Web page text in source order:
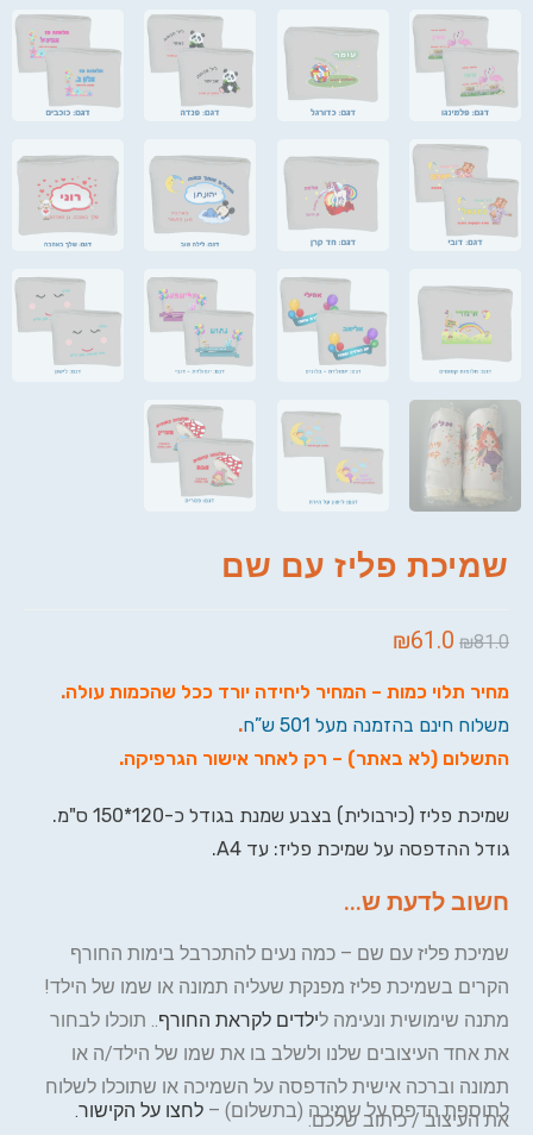
שמיכת פליז עם שם
₪81.0
₪61.0
מחיר תלוי כמות – המחיר ליחידה יורד ככל שהכמות עולה.
משלוח חינם בהזמנה מעל 501 ש”ח
.
התשלום (לא באתר) – רק לאחר אישור הגרפיקה.
שמיכת פליז (כירבולית) בצבע שמנת בגודל כ-120*150 ס"מ.
גודל ההדפסה על שמיכת פליז: עד A4.
חשוב לדעת ש...
שמיכת פליז עם שם – כמה נעים להתכרבל בימות החורף
הקרים בשמיכת פליז מפנקת שעליה תמונה או שמו של הילד!
מתנה שימושית ונעימה לילדים לקראת החורף .. תוכלו לבחור
את אחד העיצובים שלנו ולשלב בו את שמו של הילד/ה או
תמונה וברכה אישית להדפסה על השמיכה או שתוכלו לשלוח
את העיצוב / כיתוב שלכם.
לתוספת הדפס על שמיכה (בתשלום) – לחצו על הקישור.